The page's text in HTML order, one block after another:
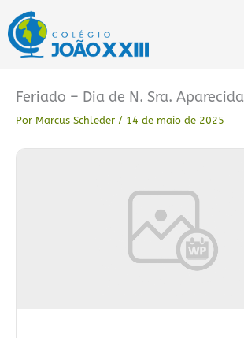
para
conteúdo
Feriado – Dia de N. Sra. Aparecida
Por Marcus Schleder / 14 de maio de 2025